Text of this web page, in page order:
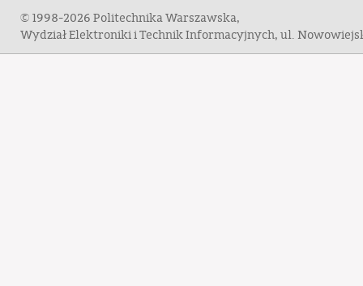
© 1998-2026 Politechnika Warszawska,
Wydział Elektroniki i Technik Informacyjnych, ul.